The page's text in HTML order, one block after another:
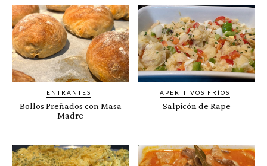
ENTRANTES
Bollos Preñados con Masa
Madre
APERITIVOS FRÍOS
Salpicón de Rape